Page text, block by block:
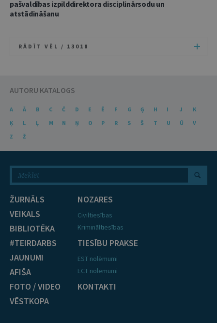
pašvaldības izpilddirektora disciplinārsodu un
atstādināšanu
RĀDĪT VĒL / 13018
AUTORU KATALOGS
A Ā B C Č D E Ē F G Ģ H I J
K
Ķ
L Ļ M N Ņ O P R S Š T U Ū
V
Z
Ž
ŽURNĀLS
VEIKALS
BIBLIOTĒKA
#TEIRDARBS
JAUNUMI
AFIŠA
FOTO / VIDEO
VĒSTKOPA
NOZARES
Civiltiesības
Krimināltiesības
TIESĪBU PRAKSE
EST nolēmumi
ECT nolēmumi
KONTAKTI